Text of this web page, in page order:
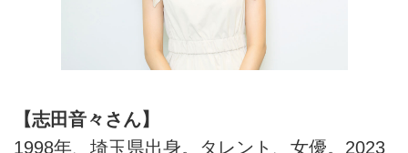
【志田音々さん】
1998年、埼玉県出身。タレント、女優。2023